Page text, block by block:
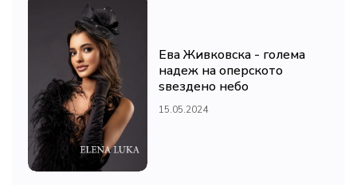
Ева Живковска - голема
надеж на оперското
ѕвездено небо
15.05.2024